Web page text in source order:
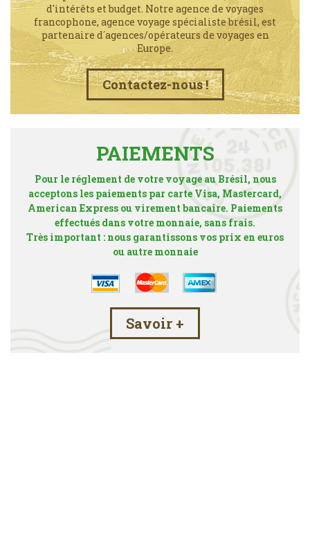
d'intérêts et budget. Notre agence de voyages
francophone, agence voyage spécialiste brésil, est
partenaire d´agences/opérateurs de voyages en
Europe.
Contactez-nous !
PAIEMENTS
Pour le réglement de votre voyage au Brésil, nous
acceptons les paiements par carte Visa, Mastercard,
American Express ou virement bancaire. Paiements
effectués dans votre monnaie, sans frais.
Très important : nous garantissons vos prix en euros
ou autre monnaie
Savoir +